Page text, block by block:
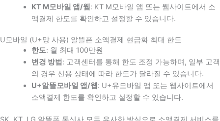
KT M모바일 앱/웹 : KT M모바일 앱 또는 웹사이트에서 소
액결제 한도를 확인하고 설정할 수 있습니다.
U모바일 (U+망 사용) 알뜰폰 소액결제 현금화 최대 한도
한도: 월 최대 100만원
변경 방법 : 고객센터를 통해 한도 조정 가능하며, 일부 고객
의 경우 신용 상태에 따라 한도가 달라질 수 있습니다.
U+알뜰모바일 앱/웹 : U+유모바일 앱 또는 웹사이트에서
소액결제 한도를 확인하고 설정할 수 있습니다.